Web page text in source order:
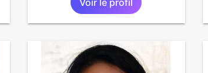
complicité et plus.